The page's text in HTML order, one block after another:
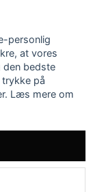
personlig
at vores
den bedste
på
Læs mere om